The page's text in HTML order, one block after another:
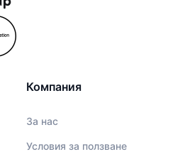
Компания
За нас
Условия за ползване